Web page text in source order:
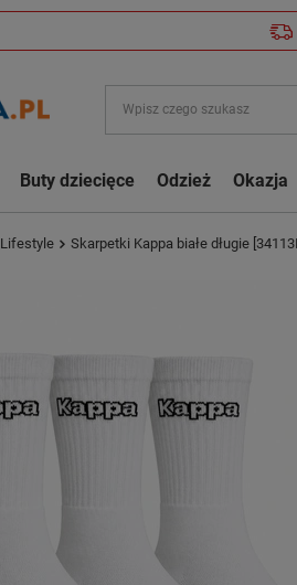
Buty dziecięce Odzież Okazja
Lifestyle Skarpetki Kappa białe długie